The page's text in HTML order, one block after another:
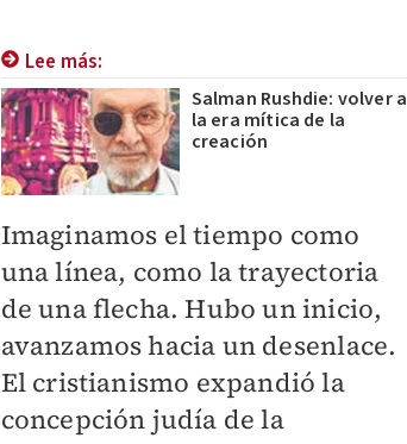
Lee más:
Salman Rushdie: volver a
la era mítica de la
creación
Imaginamos el tiempo como
una línea, como la trayectoria
de una flecha. Hubo un inicio,
avanzamos hacia un desenlace.
El cristianismo expandió la
concepción judía de la